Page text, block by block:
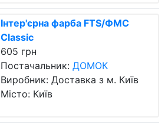
Інтер'єрна фарба FTS/ФМС
Classic
605 грн
Постачальник: ДОМОК
Виробник: Доставка з м. Київ
Місто: Київ